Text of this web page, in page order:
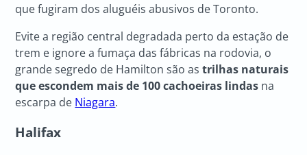
que fugiram dos aluguéis abusivos de Toronto.
Evite a região central degradada perto da estação de
trem e ignore a fumaça das fábricas na rodovia, o
grande segredo de Hamilton são astrilhas naturais
que escondem mais de 100 cachoeiras lindas na
escarpa de Niagara.
Halifax